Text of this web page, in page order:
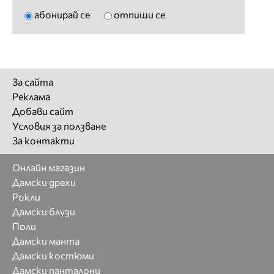
абонирай се отпиши се
За сайта
Реклама
Добави сайт
Условия за ползване
За контакти
Онлайн магазин
Дамски дрехи
Рокли
Дамски блузи
Поли
Дамски манта
Дамски костюми
Дамски панталони